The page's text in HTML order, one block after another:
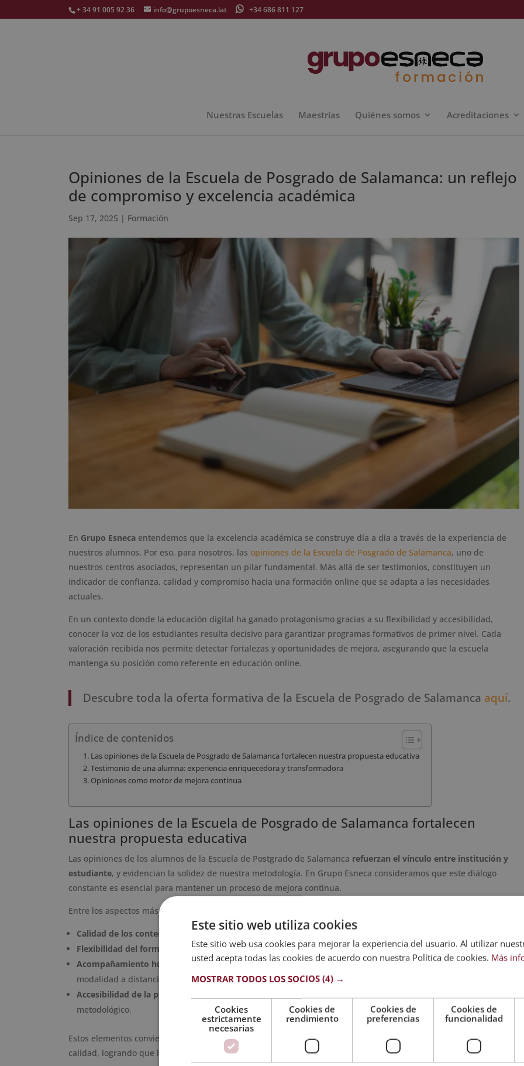
+ 34 91 005 92 36 info@grupoesneca.lat +34 686 811 127
Nuestras Escuelas Maestrías Quiénes somos Acreditaciones
Opiniones de la Escuela de Posgrado de Salamanca: un reflejo
de compromiso y excelencia académica
Sep 17, 2025 | Formación
En Grupo Esneca entendemos que la excelencia académica se construye día a día a través de la experiencia de
nuestros alumnos. Por eso, para nosotros, las opiniones de la Escuela de Posgrado de Salamanca, uno de
nuestros centros asociados, representan un pilar fundamental. Más allá de ser testimonios, constituyen un
indicador de confianza, calidad y compromiso hacia una formación online que se adapta a las necesidades
actuales.
En un contexto donde la educación digital ha ganado protagonismo gracias a su flexibilidad y accesibilidad,
conocer la voz de los estudiantes resulta decisivo para garantizar programas formativos de primer nivel. Cada
valoración recibida nos permite detectar fortalezas y oportunidades de mejora, asegurando que la escuela
mantenga su posición como referente en educación online.
Descubre toda la oferta formativa de la Escuela de Posgrado de Salamanca aquí.
Índice de contenidos
Las opiniones de la Escuela de Posgrado de Salamanca fortalecen nuestra propuesta educativa
Testimonio de una alumna: experiencia enriquecedora y transformadora
Opiniones como motor de mejora continua
Las opiniones de la Escuela de Posgrado de Salamanca fortalecen
nuestra propuesta educativa
Las opiniones de los alumnos de la Escuela de Postgrado de Salamanca refuerzan el vínculo entre institución y
estudiante, y evidencian la solidez de nuestra metodología. En Grupo Esneca consideramos que este diálogo
constante es esencial para mantener un proceso de mejora continua.
Entre los aspectos más valorados por los estudiantes se destacan:
Calidad de los contenidos
: materiales actualizados, claros y de alto nivel académico.
Flexibilidad del formato online: permite que cada alumno organice su tiempo y avance a su propio ritmo.
Acompañamiento humano y profesional: atención rápida y resolutiva, que genera cercanía incluso en la
modalidad a distancia.
Accesibilidad de la propuesta
metodológico.
Estos elementos convierten a la escuela en un referente para quienes buscan una experiencia educativa de
calidad, logrando que las opiniones positivas se multipliquen y sirvan como garantía para nuevos interesados.
Este sitio web utiliza cookies
Este sitio web usa cookies para mejorar la experiencia del usuario. Al utilizar
usted acepta todas las cookies de acuerdo con nuestra Política de cookies. Más
MOSTRAR TODOS LOS SOCIOS (4) →
Cookies
estrictamente
necesarias
Cookies de
rendimiento
Cookies de
preferencias
Cookies de
funcionalidad